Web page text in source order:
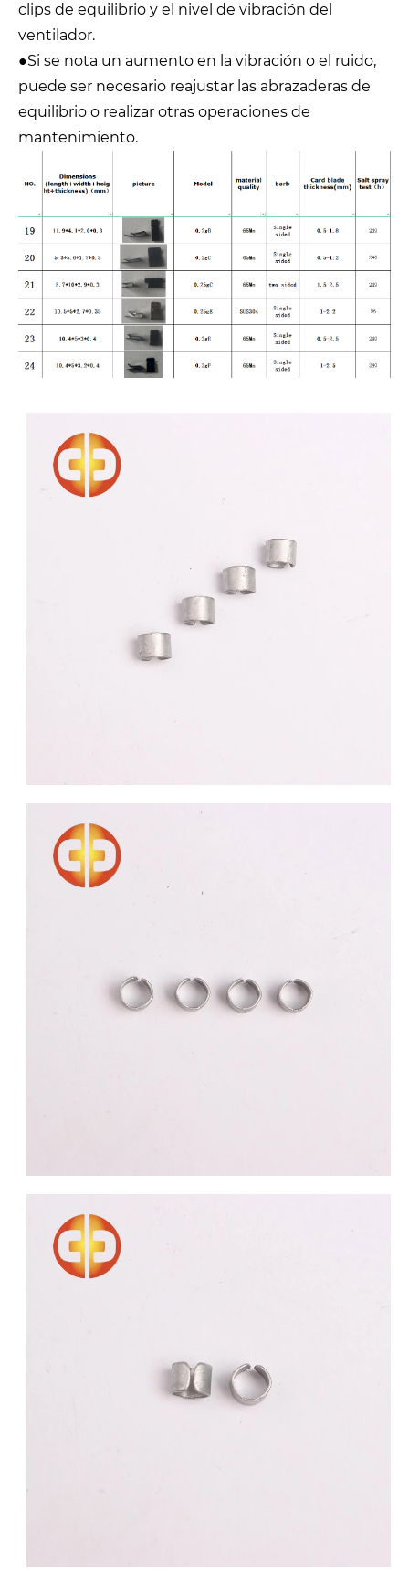
clips de equilibrio y el nivel de vibración del
ventilador.
●Si se nota un aumento en la vibración o el ruido,
puede ser necesario reajustar las abrazaderas de
equilibrio o realizar otras operaciones de
mantenimiento.